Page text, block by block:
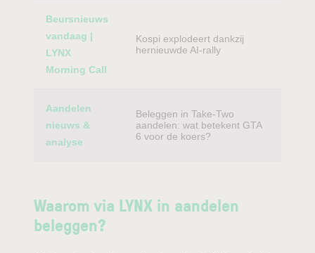
Beursnieuws
vandaag |
LYNX
Morning Call
Kospi explodeert dankzij
hernieuwde AI-rally
Aandelen
nieuws &
analyse
Beleggen in Take-Two
aandelen: wat betekent GTA
6 voor de koers?
Waarom via LYNX in aandelen
beleggen?